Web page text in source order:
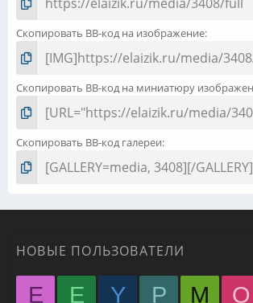
Скопировать BB-код на изображение
Скопировать BB-код на миниатюру
Скопировать BB-код галереи
НОВЫЕ ПОЛЬЗОВАТЕЛИ
E E Y P M O